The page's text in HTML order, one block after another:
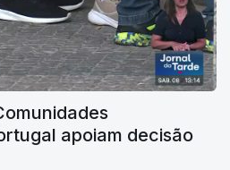
apoiam decisão